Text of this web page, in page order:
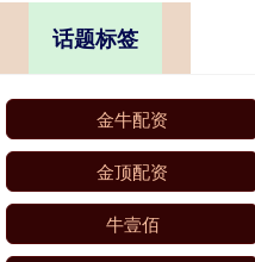
话题标签
金牛配资
金顶配资
牛壹佰